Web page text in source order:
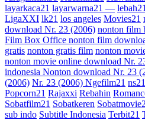
layarkaca21 layarwarna21 — lebah21
LigaXXI lk21 los angeles Movies21
download Nr. 23 (2006) nonton film
Film Box Office nonton film
gratis nonton gratis film nonton
nonton movie online download Nr.
indonesia Nonton download Nr. 23
(2006) Nr. 23 (2006) Ngefilm21 ns21
Popcorn21 Rajaxxi Rebahin
Sobatfilm21 Sobatkeren
sub indo Subtitle Indonesia Terbit21